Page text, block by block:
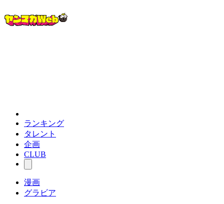
ランキング
タレント
企画
CLUB
漫画
グラビア